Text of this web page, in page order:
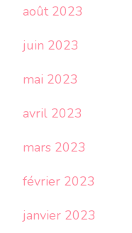
août 2023
juin 2023
mai 2023
avril 2023
mars 2023
février 2023
janvier 2023